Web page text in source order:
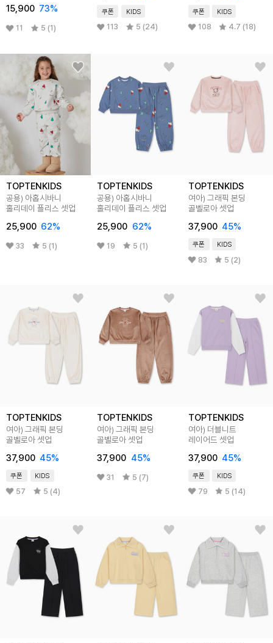
15,900 73%
11 5 (1)
쿠폰 KIDS
113 5 (24)
쿠폰 KIDS
108 4.7 (18)
TOPTENKIDS
공용) 아홉시바니
홀리데이 플리스 셋업
25,900 62%
33 5 (1)
TOPTENKIDS
공용) 아홉시바니
홀리데이 플리스 셋업
25,900 62%
19 5 (1)
TOPTENKIDS
여아) 그래픽 본딩
골벨로아 셋업
37,900 45%
쿠폰 KIDS
83 5 (2)
TOPTENKIDS
여아) 그래픽 본딩
골벨로아 셋업
37,900 45%
쿠폰 KIDS
57 5 (4)
TOPTENKIDS
여아) 그래픽 본딩
골벨로아 셋업
37,900 45%
31 5 (7)
TOPTENKIDS
여아) 더블니트
레이어드 셋업
37,900 45%
쿠폰 KIDS
79 5 (14)